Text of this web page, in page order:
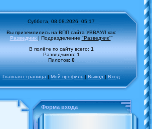
Суббота, 08.08.2026, 05:17
Вы приземлились на ВПП сайта УВВАУЛ как:
Разведчик | Подразделение"Разведчик""
В полёте по сайту всего: 1
Разведчиков: 1
Пилотов: 0
Главная страница | Мой профиль | Выход | Вход
Форма входа